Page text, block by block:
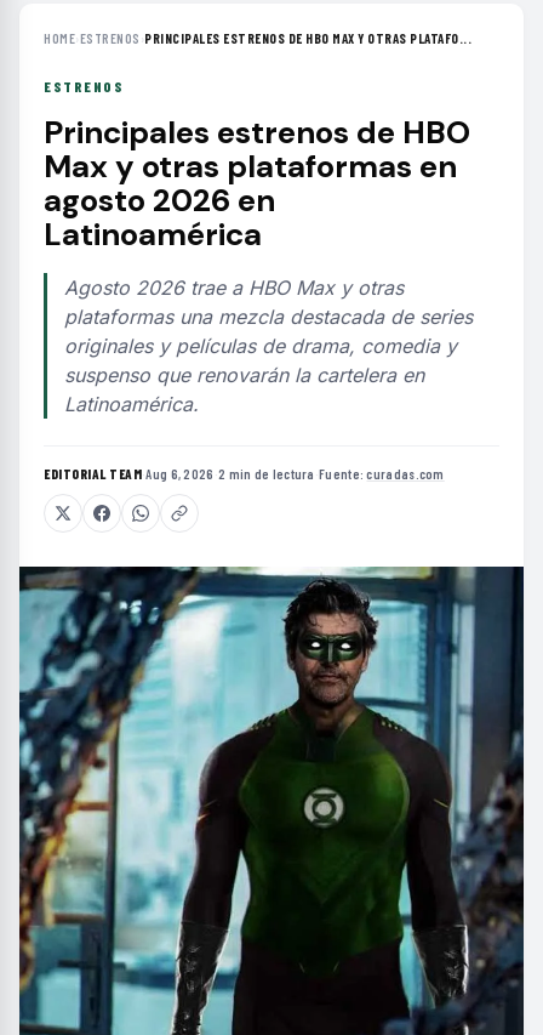
HOME›ESTRENOS ›PRINCIPALES ESTRENOS DE HBO MAX Y OTRAS PLATAFO...
ESTRENOS
Principales estrenos de HBO
Max y otras plataformas en
agosto 2026 en
Latinoamérica
Agosto 2026 trae a HBO Max y otras
plataformas una mezcla destacada de series
originales y películas de drama, comedia y
suspenso que renovarán la cartelera en
Latinoamérica.
EDITORIAL TEAM·Aug 6, 2026 ·2 min de lectura ·Fuente:curadas.com